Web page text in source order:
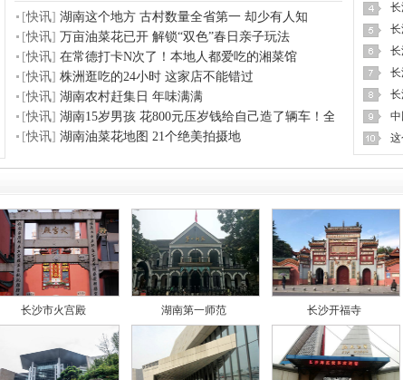
[快讯] 湖南这个地方 古村数量全省第一 却少有人知
[快讯] 万亩油菜花已开 解锁“双色”春日亲子玩法
[快讯] 在常德打卡N次了！本地人都爱吃的湘菜馆
[快讯] 株洲逛吃的24小时 这家店不能错过
[快讯] 湖南农村赶集日 年味满满
[快讯] 湖南15岁男孩 花800元压岁钱给自己造了辆车！全村电器坏了
[快讯] 湖南油菜花地图 21个绝美拍摄地
长
长沙市火宫殿 湖南第一师范 长沙开福寺